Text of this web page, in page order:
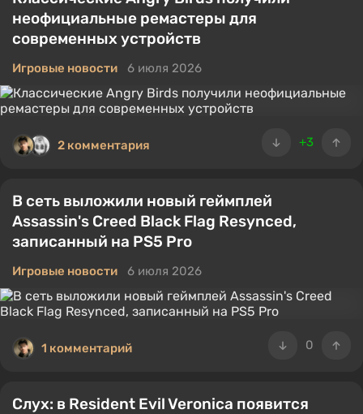
неофициальные ремастеры для
современных устройств
Игровые новости 6 июля 2026
+3
2 комментария
В сеть выложили новый геймплей
Assassin's Creed Black Flag Resynced,
записанный на PS5 Pro
Игровые новости 6 июля 2026
0
1 комментарий
Слух: в Resident Evil Veronica появится